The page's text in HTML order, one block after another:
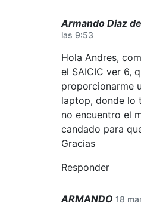
Armando Diaz
las 9:53
Hola Andres,
el SAICIC ver 6,
proporcionarme
laptop, donde lo
no encuentro el
candado para
Gracias
Responder
ARMANDO 18